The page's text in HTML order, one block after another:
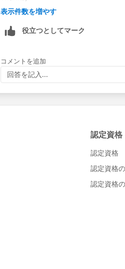
Aishwarya
表示件数を増やす
役立つとしてマーク
コメントを追加
回答を記入...